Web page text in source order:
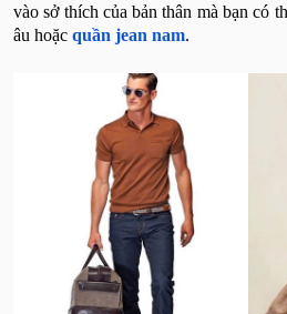
vào sở thích của bản thân mà bạn có
âu hoặc quần jean nam.